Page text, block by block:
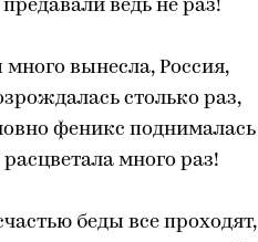
ведь не раз!
много вынесла, Россия,
столько раз,
феникс поднималась
много раз!
беды все проходят,